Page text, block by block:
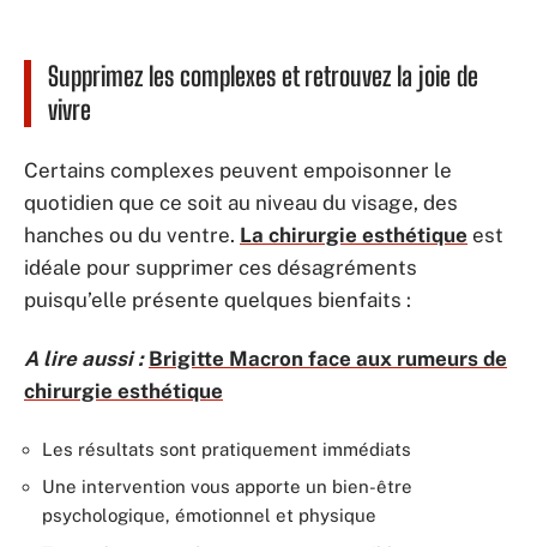
Supprimez les complexes et retrouvez la joie de
vivre
Certains complexes peuvent empoisonner le
quotidien que ce soit au niveau du visage, des
hanches ou du ventre. La chirurgie esthétique est
idéale pour supprimer ces désagréments
puisqu’elle présente quelques bienfaits :
A lire aussi : Brigitte Macron face aux rumeurs de
chirurgie esthétique
Les résultats sont pratiquement immédiats
Une intervention vous apporte un bien-être
psychologique, émotionnel et physique